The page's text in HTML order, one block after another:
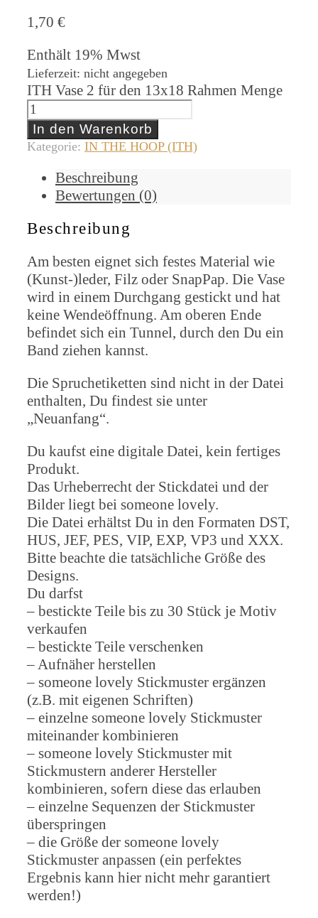
1,70 €
Enthält 19% Mwst
Lieferzeit: nicht angegeben
ITH Vase 2 für den 13x18 Rahmen Menge
In den Warenkorb
Kategorie: IN THE HOOP (ITH)
Beschreibung
Bewertungen (0)
Beschreibung
Am besten eignet sich festes Material wie
(Kunst-)leder, Filz oder SnapPap. Die Vase
wird in einem Durchgang gestickt und hat
keine Wendeöffnung. Am oberen Ende
befindet sich ein Tunnel, durch den Du ein
Band ziehen kannst.
Die Spruchetiketten sind nicht in der Datei
enthalten, Du findest sie unter
„Neuanfang“.
Du kaufst eine digitale Datei, kein fertiges
Produkt.
Das Urheberrecht der Stickdatei und der
Bilder liegt bei someone lovely.
Die Datei erhältst Du in den Formaten DST,
HUS, JEF, PES, VIP, EXP, VP3 und XXX.
Bitte beachte die tatsächliche Größe des
Designs.
Du darfst
– bestickte Teile bis zu 30 Stück je Motiv
verkaufen
– bestickte Teile verschenken
– Aufnäher herstellen
– someone lovely Stickmuster ergänzen
(z.B. mit eigenen Schriften)
– einzelne someone lovely Stickmuster
miteinander kombinieren
– someone lovely Stickmuster mit
Stickmustern anderer Hersteller
kombinieren, sofern diese das erlauben
– einzelne Sequenzen der Stickmuster
überspringen
– die Größe der someone lovely
Stickmuster anpassen (ein perfektes
Ergebnis kann hier nicht mehr garantiert
werden!)